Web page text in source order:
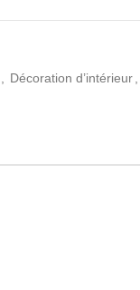
, Décoration d’intérieur,